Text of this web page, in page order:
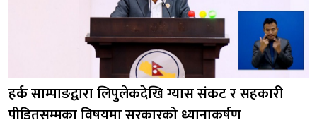
हर्क साम्पाङद्वारा लिपुलेकदेखि ग्यास संकट र सहकारी
पीडितसम्मका विषयमा सरकारको ध्यानाकर्षण